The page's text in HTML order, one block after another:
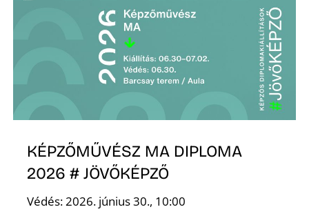
KÉPZŐMŰVÉSZ MA DIPLOMA
2026 # JÖVŐKÉPZŐ
Védés: 2026. június 30., 10:00